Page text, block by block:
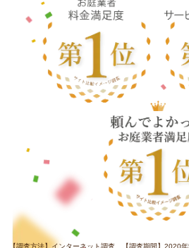
【調査方法】インターネット調査 【調査期間】2020